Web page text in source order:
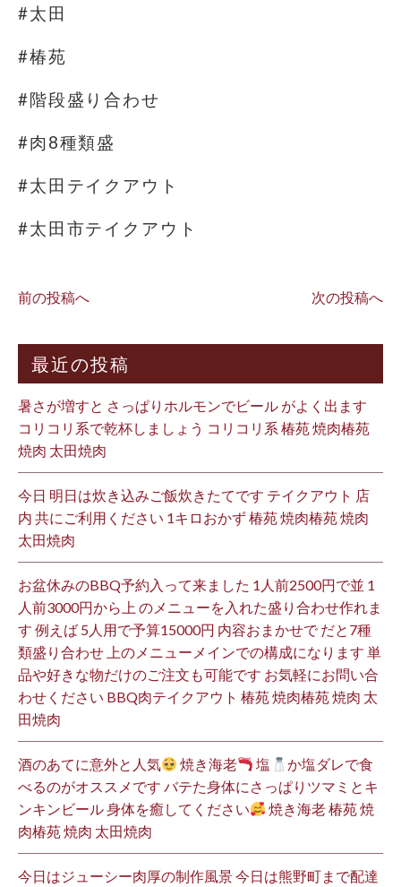
#太田
#椿苑
#階段盛り合わせ
#肉8種類盛
#太田テイクアウト
#太田市テイクアウト
前の投稿へ 次の投稿へ
最近の投稿
暑さが増すと さっぱりホルモンでビール がよく出ます
コリコリ系で乾杯しましょう コリコリ系 椿苑 焼肉椿苑
焼肉 太田焼肉
今日 明日は炊き込みご飯炊きたてです テイクアウト 店
内 共にご利用ください 1キロおかず 椿苑 焼肉椿苑 焼肉
太田焼肉
お盆休みのBBQ予約入って来ました 1人前2500円で並 1
人前3000円から上 のメニューを入れた盛り合わせ作れま
す 例えば 5人用で予算15000円 内容おまかせで だと7種
類盛り合わせ 上のメニューメインでの構成になります 単
品や好きな物だけのご注文も可能です お気軽にお問い合
わせください BBQ肉テイクアウト 椿苑 焼肉椿苑 焼肉 太
田焼肉
酒のあてに意外と人気 焼き海老 塩
か塩ダレで食
べるのがオススメです バテた身体にさっぱりツマミとキ
ンキンビール 身体を癒してください
焼き海老 椿苑 焼
肉椿苑 焼肉 太田焼肉
今日はジューシー肉厚の制作風景 今日は熊野町まで配達